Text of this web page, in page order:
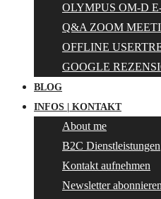
OLYMPUS OM-D
Q&A ZOOM
OFFLINE
GOOGLE
BLOG
INFOS | KONTAKT
About me
B2C Dienstleistungen
Kontakt aufnehmen
Newsletter abonnieren